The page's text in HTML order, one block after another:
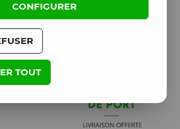
CONFIGURER
TOUT